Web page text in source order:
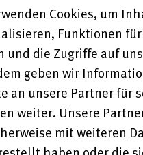
Cookies, um
Funktionen
und die Zugriffe auf
geben wir
an unsere Partner für
weiter. Unsere
mit weiteren